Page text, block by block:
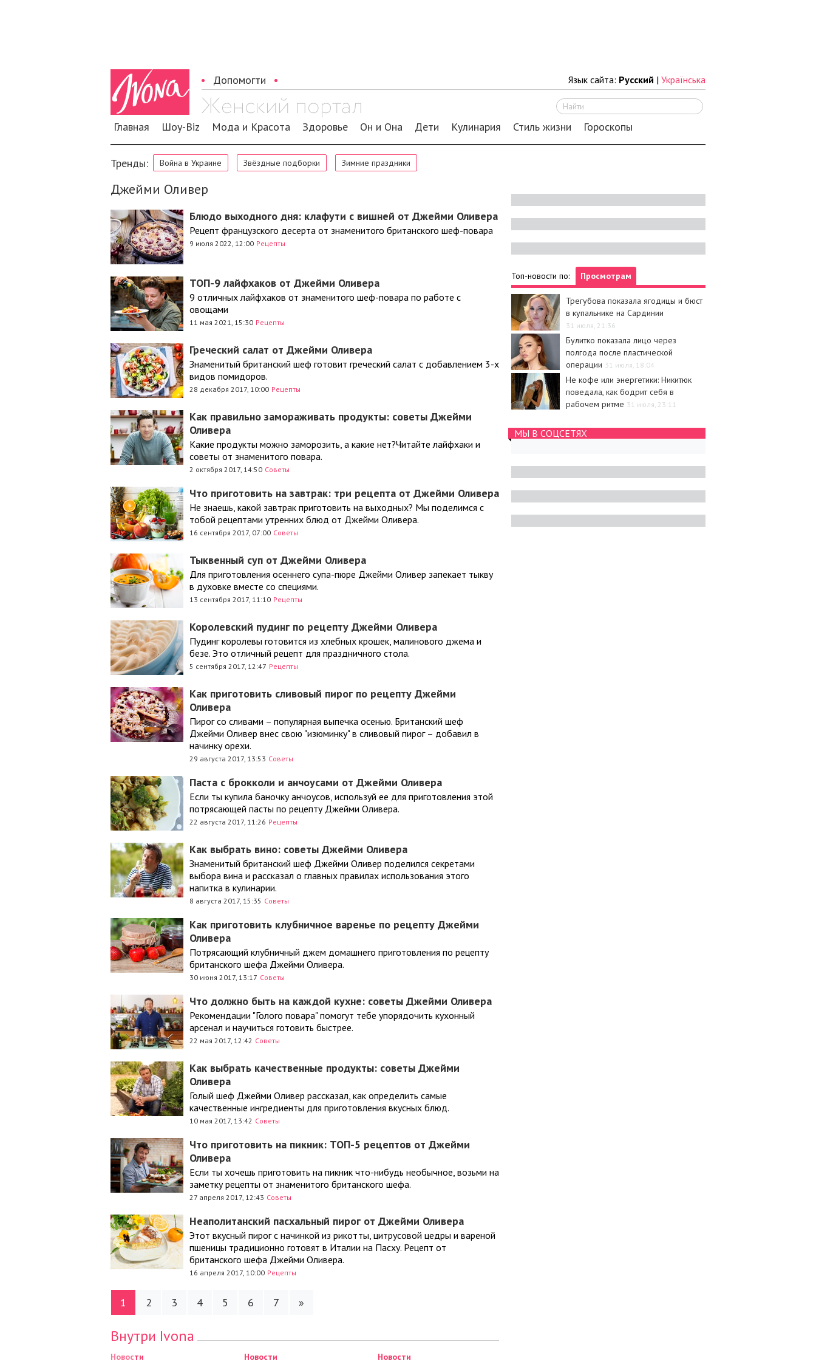
Допомогти Язык сайта: Русский | Українська
Главная Шоу-Biz Мода и Красота Здоровье Он и Она Дети Кулинария Стиль жизни Гороскопы
Тренды: Война в Украине Звёздные подборки Зимние праздники
Джейми Оливер
Блюдо выходного дня: клафути с вишней от Джейми Оливера
Рецепт французского десерта от знаменитого британского шеф-повара
9 июля 2022, 12:00 Рецепты
ТОП-9 лайфхаков от Джейми Оливера
9 отличных лайфхаков от знаменитого шеф-повара по работе с
овощами
11 мая 2021, 15:30 Рецепты
Греческий салат от Джейми Оливера
Знаменитый британский шеф готовит греческий салат с добавлением 3-х
видов помидоров.
28 декабря 2017, 10:00 Рецепты
Как правильно замораживать продукты: советы Джейми
Оливера
Какие продукты можно заморозить, а какие нет?Читайте лайфхаки и
советы от знаменитого повара.
2 октября 2017, 14:50 Советы
Что приготовить на завтрак: три рецепта от Джейми Оливера
Не знаешь, какой завтрак приготовить на выходных? Мы поделимся с
тобой рецептами утренних блюд от Джейми Оливера.
16 сентября 2017, 07:00 Советы
Тыквенный суп от Джейми Оливера
Для приготовления осеннего супа-пюре Джейми Оливер запекает тыкву
в духовке вместе со специями.
13 сентября 2017, 11:10 Рецепты
Королевский пудинг по рецепту Джейми Оливера
Пудинг королевы готовится из хлебных крошек, малинового джема и
безе. Это отличный рецепт для праздничного стола.
5 сентября 2017, 12:47 Рецепты
Как приготовить сливовый пирог по рецепту Джейми
Оливера
Пирог со сливами – популярная выпечка осенью. Британский шеф
Джейми Оливер внес свою "изюминку" в сливовый пирог – добавил в
начинку орехи.
29 августа 2017, 13:53 Советы
Паста с брокколи и анчоусами от Джейми Оливера
Если ты купила баночку анчоусов, используй ее для приготовления этой
потрясающей пасты по рецепту Джейми Оливера.
22 августа 2017, 11:26 Рецепты
Как выбрать вино: советы Джейми Оливера
Знаменитый британский шеф Джейми Оливер поделился секретами
выбора вина и рассказал о главных правилах использования этого
напитка в кулинарии.
8 августа 2017, 15:35 Советы
Как приготовить клубничное варенье по рецепту Джейми
Оливера
Потрясающий клубничный джем домашнего приготовления по рецепту
британского шефа Джейми Оливера.
30 июня 2017, 13:17 Советы
Что должно быть на каждой кухне: советы Джейми Оливера
Рекомендации "Голого повара" помогут тебе упорядочить кухонный
арсенал и научиться готовить быстрее.
22 мая 2017, 12:42 Советы
Как выбрать качественные продукты: советы Джейми
Оливера
Голый шеф Джейми Оливер рассказал, как определить самые
качественные ингредиенты для приготовления вкусных блюд.
10 мая 2017, 13:42 Советы
Что приготовить на пикник: ТОП-5 рецептов от Джейми
Оливера
Если ты хочешь приготовить на пикник что-нибудь необычное, возьми на
заметку рецепты от знаменитого британского шефа.
27 апреля 2017, 12:43 Советы
Неаполитанский пасхальный пирог от Джейми Оливера
Этот вкусный пирог с начинкой из рикотты, цитрусовой цедры и вареной
пшеницы традиционно готовят в Италии на Пасху. Рецепт от
британского шефа Джейми Оливера.
16 апреля 2017, 10:00 Рецепты
1 2 3 4 5 6 7 »
Внутри Ivona
Новости Новости Новости
Новости Новости
Топ-новости по: Просмотрам
Трегубова показала ягодицы и бюст
в купальнике на Сардинии
31 июля, 21:36
Булитко показала лицо через
полгода после пластической
операции 31 июля, 18:04
Не кофе или энергетики: Никитюк
поведала, как бодрит себя в
рабочем ритме 31 июля, 23:11
МЫ В СОЦСЕТЯХ